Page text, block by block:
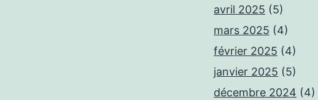
avril 2025 (5)
mars 2025 (4)
février 2025 (4)
janvier 2025 (5)
décembre 2024 (4)